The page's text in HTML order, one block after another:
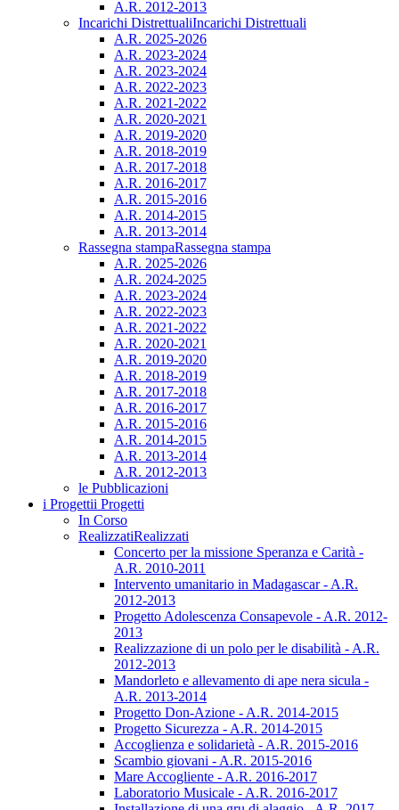
A.R. 2012-2013
Incarichi DistrettualiIncarichi Distrettuali
A.R. 2025-2026
A.R. 2023-2024
A.R. 2023-2024
A.R. 2022-2023
A.R. 2021-2022
A.R. 2020-2021
A.R. 2019-2020
A.R. 2018-2019
A.R. 2017-2018
A.R. 2016-2017
A.R. 2015-2016
A.R. 2014-2015
A.R. 2013-2014
Rassegna stampaRassegna stampa
A.R. 2025-2026
A.R. 2024-2025
A.R. 2023-2024
A.R. 2022-2023
A.R. 2021-2022
A.R. 2020-2021
A.R. 2019-2020
A.R. 2018-2019
A.R. 2017-2018
A.R. 2016-2017
A.R. 2015-2016
A.R. 2014-2015
A.R. 2013-2014
A.R. 2012-2013
le Pubblicazioni
i Progettii Progetti
In Corso
RealizzatiRealizzati
Concerto per la missione Speranza e Carità -
A.R. 2010-2011
Intervento umanitario in Madagascar - A.R.
2012-2013
Progetto Adolescenza Consapevole - A.R. 2012-
2013
Realizzazione di un polo per le disabilità - A.R.
2012-2013
Mandorleto e allevamento di ape nera sicula -
A.R. 2013-2014
Progetto Don-Azione - A.R. 2014-2015
Progetto Sicurezza - A.R. 2014-2015
Accoglienza e solidarietà - A.R. 2015-2016
Scambio giovani - A.R. 2015-2016
Mare Accogliente - A.R. 2016-2017
Laboratorio Musicale - A.R. 2016-2017